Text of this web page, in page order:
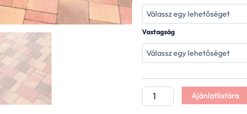
Vastagság
vario
térkő
mennyiség
Ajánlatlistára